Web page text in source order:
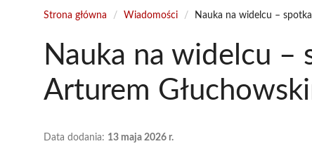
Strona główna / Wiadomości / Nauka na widelcu –
Nauka na widelcu –
Arturem
Data dodania: 13 maja 2026 r.